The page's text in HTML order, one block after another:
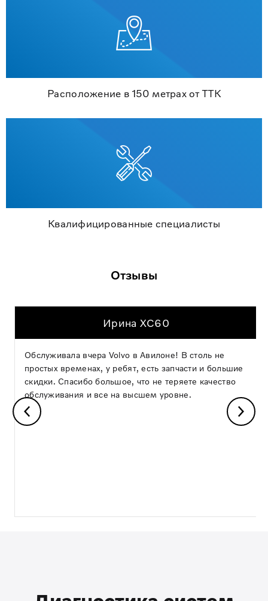
Расположение в 150 метрах от ТТК
Квалифицированные специалисты
Отзывы
Ирина XC60
Обслуживала вчера Volvo в Авилоне! В столь не
простых временах, у ребят, есть запчасти и большие
скидки. Спасибо большое, что не теряете качество
обслуживания и все на высшем уровне.